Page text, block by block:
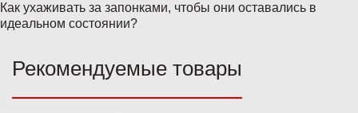
Как ухаживать за запонками, чтобы они оставались в
идеальном состоянии?
Рекомендуемые товары